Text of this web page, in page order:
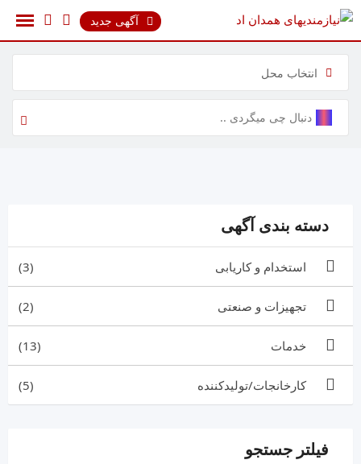
پرش
محتوا
آگهی جدید
انتخاب محل
دسته بندی آگهی
استخدام و کاریابی (3)
تجهیزات و صنعتی (2)
خدمات (13)
کارخانجات/تولیدکننده (5)
فیلتر جستجو